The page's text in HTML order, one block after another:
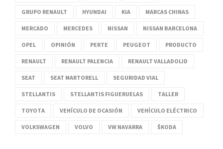
GRUPO RENAULT HYUNDAI KIA MARCAS CHINAS
MERCADO MERCEDES NISSAN NISSAN BARCELONA
OPEL OPINIÓN PERTE PEUGEOT PRODUCTO
RENAULT RENAULT PALENCIA RENAULT VALLADOLID
SEAT SEAT MARTORELL SEGURIDAD VIAL
STELLANTIS STELLANTIS FIGUERUELAS TALLER
TOYOTA VEHÍCULO DE OCASIÓN VEHÍCULO ELÉCTRICO
VOLKSWAGEN VOLVO VW NAVARRA ŠKODA